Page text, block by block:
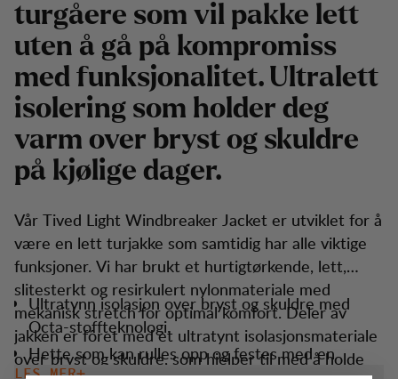
turgåere som vil pakke lett
uten å gå på kompromiss
med funksjonalitet. Ultralett
isolering som holder deg
varm over bryst og skuldre
på kjølige dager.
Vår Tived Light Windbreaker Jacket er utviklet for å
være en lett turjakke som samtidig har alle viktige
funksjoner. Vi har brukt et hurtigtørkende, lett,
slitesterkt og resirkulert nylonmateriale med
mekanisk stretch for optimal komfort. Deler av
jakken er fôret med et ultratynt isolasjonsmateriale
over bryst og skuldre, som hjelper til med å holde
Ultratynn isolasjon over bryst og skuldre med
Octa-stoffteknologi.
Hette som kan rulles opp og festes med en
LES MER